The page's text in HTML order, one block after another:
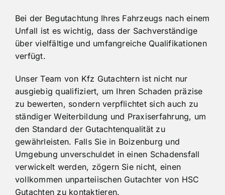
Bei der Begutachtung Ihres Fahrzeugs nach einem
Unfall ist es wichtig, dass der Sachverständige
über vielfältige und umfangreiche Qualifikationen
verfügt.
Unser Team von Kfz Gutachtern ist nicht nur
ausgiebig qualifiziert, um Ihren Schaden präzise
zu bewerten, sondern verpflichtet sich auch zu
ständiger Weiterbildung und Praxiserfahrung, um
den Standard der Gutachtenqualität zu
gewährleisten. Falls Sie in Boizenburg und
Umgebung unverschuldet in einen Schadensfall
verwickelt werden, zögern Sie nicht, einen
vollkommen unparteiischen Gutachter von HSC
Gutachten zu kontaktieren.